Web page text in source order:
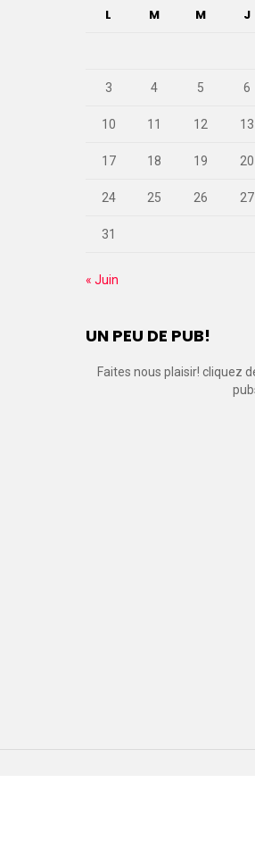
L M M J
3 4 5 6
10 11 12 13
17 18 19 20
24 25 26 27
31
« Juin
UN PEU DE PUB!
Faites nous plaisir! cliquez